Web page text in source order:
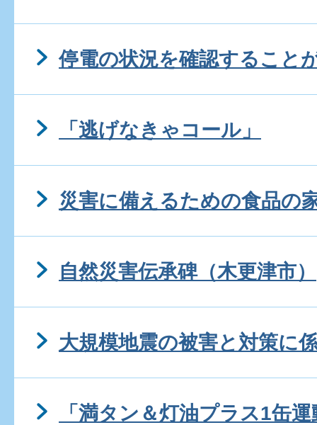
停電の状況を確認すること
「逃げなきゃコール」
災害に備えるための食品の
自然災害伝承碑（木更津市）
大規模地震の被害と対策に
「満タン＆灯油プラス1缶